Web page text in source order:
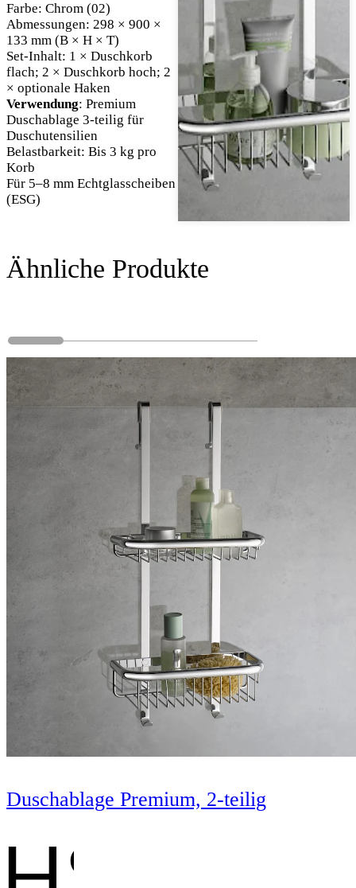
Farbe: Chrom (02)
Abmessungen: 298 × 900 ×
133 mm (B × H × T)
Set-Inhalt: 1 × Duschkorb
flach; 2 × Duschkorb hoch; 2
× optionale Haken
Verwendung: Premium
Duschablage 3-teilig für
Duschutensilien
Belastbarkeit: Bis 3 kg pro
Korb
Für 5–8 mm Echtglasscheiben
(ESG)
Ähnliche Produkte
Duschablage Premium, 2-teilig